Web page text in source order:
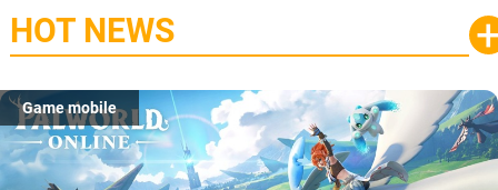
HOT NEWS
Game mobile